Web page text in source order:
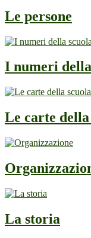
Le persone
I numeri
Le carte della
La storia